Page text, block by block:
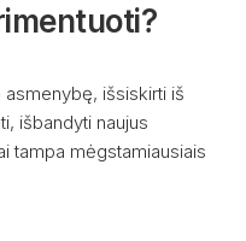
asmenybę, išsiskirti iš
išbandyti naujus
tampa mėgstamiausiais